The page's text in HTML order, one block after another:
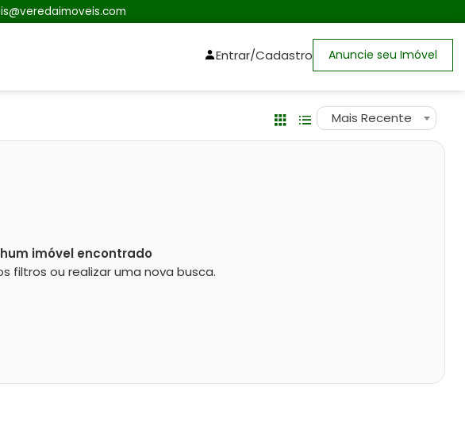
Entrar/Cadastro Anuncie seu Imóvel
Mais Recente
imóvel encontrado
filtros ou realizar uma nova busca.